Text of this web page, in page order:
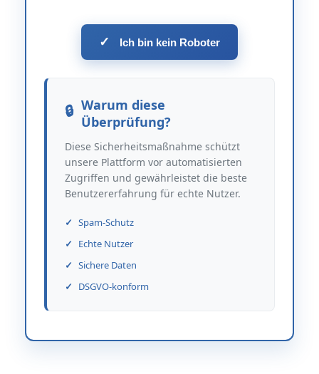
✓ Ich bin kein Roboter
Warum diese
Überprüfung?
Diese Sicherheitsmaßnahme schützt
unsere Plattform vor automatisierten
Zugriffen und gewährleistet die beste
Benutzererfahrung für echte Nutzer.
Spam-Schutz
Echte Nutzer
Sichere Daten
DSGVO-konform